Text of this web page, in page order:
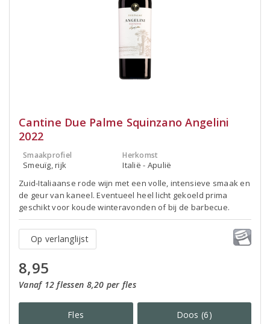
Cantine Due Palme Squinzano Angelini
2022
Smaakprofiel
Smeuïg, rijk
Herkomst
Italië - Apulië
Zuid-Italiaanse rode wijn met een volle, intensieve smaak en
de geur van kaneel. Eventueel heel licht gekoeld prima
geschikt voor koude winteravonden of bij de barbecue.
Op verlanglijst
8,95
Vanaf 12 flessen 8,20 per fles
Fles Doos (6)